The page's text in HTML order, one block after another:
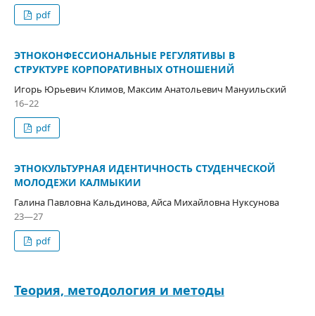
pdf
ЭТНОКОНФЕССИОНАЛЬНЫЕ РЕГУЛЯТИВЫ В
СТРУКТУРЕ КОРПОРАТИВНЫХ ОТНОШЕНИЙ
Игорь Юрьевич Климов, Максим Анатольевич Мануильский
16–22
pdf
ЭТНОКУЛЬТУРНАЯ ИДЕНТИЧНОСТЬ СТУДЕНЧЕСКОЙ
МОЛОДЕЖИ КАЛМЫКИИ
Галина Павловна Кальдинова, Айса Михайловна Нуксунова
23—27
pdf
Теория, методология и методы